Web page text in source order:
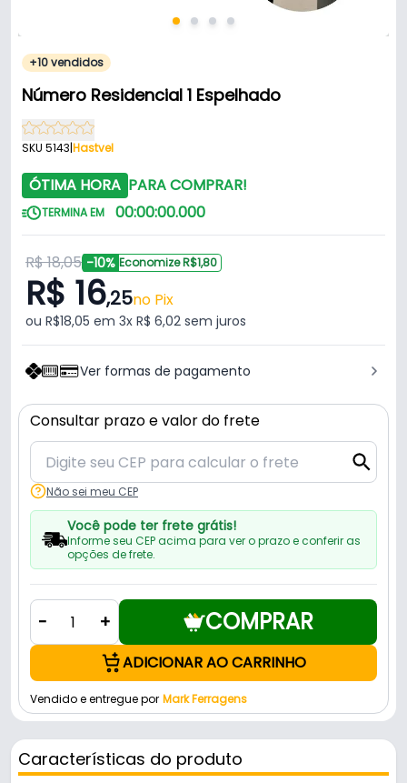
+10 vendidos
Número Residencial 1 Espelhado
SKU 5143|Hastvel
ÓTIMA HORA PARA COMPRAR!
TERMINA EM 00:00:00.000
R$ 18,05 -10% Economize R$1,80
R$ 16,25no Pix
ou R$18,05 em 3x R$ 6,02 sem juros
Ver formas de pagamento
Consultar prazo e valor do frete
Não sei meu CEP
Você pode ter frete grátis!
Informe seu CEP acima para ver o prazo e conferir as
opções de frete.
- + COMPRAR
ADICIONAR AO CARRINHO
Vendido e entregue por Mark Ferragens
Características do produto